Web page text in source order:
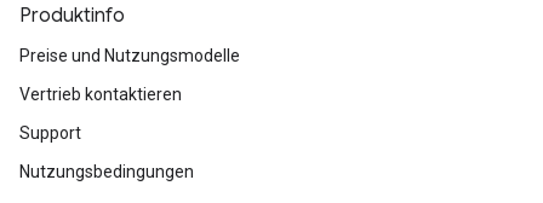
Produktinfo
Preise und Nutzungsmodelle
Vertrieb kontaktieren
Support
Nutzungsbedingungen